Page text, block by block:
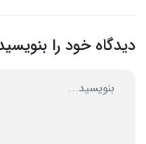
دیدگاه خود را